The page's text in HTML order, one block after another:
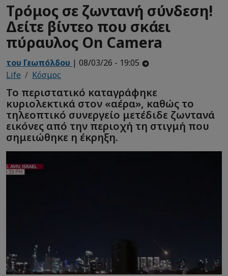
Τρόμος σε ζωντανή σύνδεση!
Δείτε βίντεο που σκάει
πύραυλος On Camera
του Γεωπόλδου | 08/03/26 - 19:05
Life
Κόσμος
Το περιστατικό καταγράφηκε
κυριολεκτικά στον «αέρα», καθώς το
τηλεοπτικό συνεργείο μετέδιδε ζωντανά
εικόνες από την περιοχή τη στιγμή που
σημειώθηκε η έκρηξη.